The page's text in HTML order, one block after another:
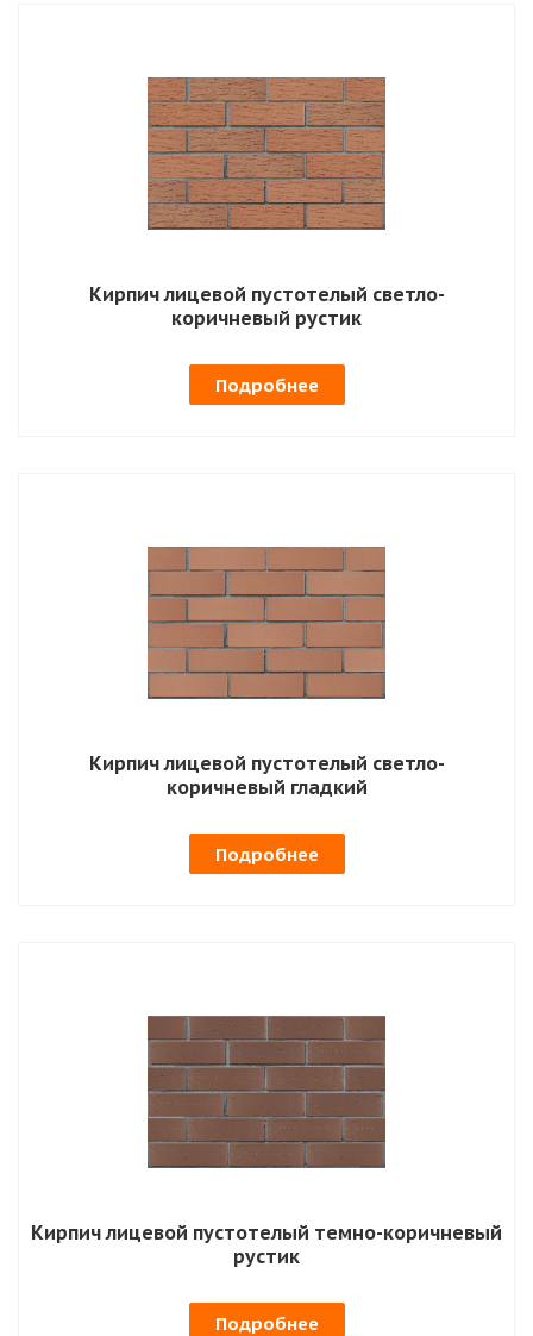
Кирпич лицевой пустотелый светло-
коричневый рустик
Подробнее
Кирпич лицевой пустотелый светло-
коричневый гладкий
Подробнее
Кирпич лицевой пустотелый темно-коричневый
рустик
Подробнее